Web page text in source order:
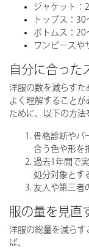
ジャケット：
トップス：30
ボトムス：20
ワンピースや
自分に合った
洋服の数を減らすた
よく理解すること
ために、以下の方法
骨格診断やパ
合う色や形を
過去1年間で
処分対象とす
友人や第三者
服の量を見直
洋服の総量を減らす
ば、